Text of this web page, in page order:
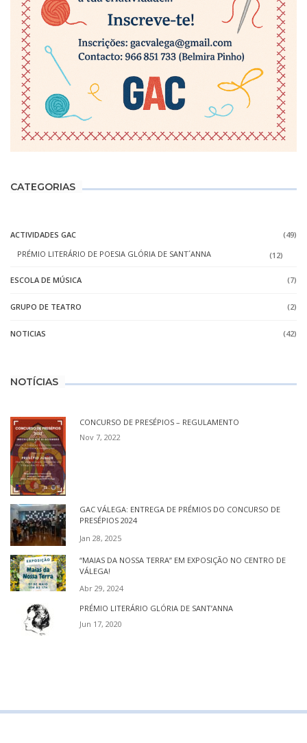
CATEGORIAS
ACTIVIDADES GAC
(49)
PRÉMIO LITERÁRIO DE POESIA GLÓRIA DE SANT´ANNA
(12)
ESCOLA DE MÚSICA (7)
GRUPO DE TEATRO (2)
NOTICIAS (42)
NOTÍCIAS
CONCURSO DE PRESÉPIOS – REGULAMENTO
Nov 7, 2022
GAC VÁLEGA: ENTREGA DE PRÉMIOS DO CONCURSO DE
PRESÉPIOS 2024
Jan 28, 2025
“MAIAS DA NOSSA TERRA” EM EXPOSIÇÃO NO CENTRO DE
VÁLEGA!
Abr 29, 2024
PRÉMIO LITERÁRIO GLÓRIA DE SANT’ANNA
Jun 17, 2020